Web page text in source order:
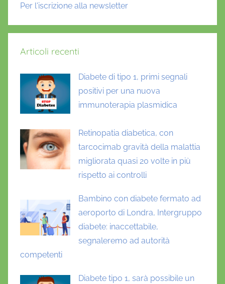
Per l'iscrizione alla newsletter
Articoli recenti
Diabete di tipo 1, primi segnali
positivi per una nuova
immunoterapia plasmidica
Retinopatia diabetica, con
tarcocimab gravità della malattia
migliorata quasi 20 volte in più
rispetto ai controlli
Bambino con diabete fermato ad
aeroporto di Londra, Intergruppo
diabete: inaccettabile,
segnaleremo ad autorità
competenti
Diabete tipo 1, sarà possibile un